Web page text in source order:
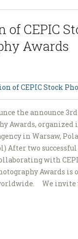
of CEPIC
Awards
the announce
Awards, organized
in Warsaw,
After two
with
Awards is
We invite